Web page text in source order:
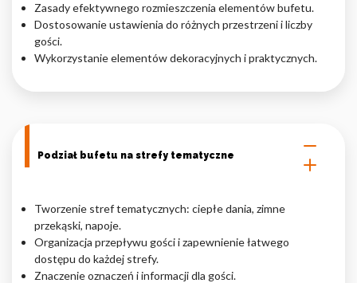
Zasady efektywnego rozmieszczenia elementów bufetu.
Dostosowanie ustawienia do różnych przestrzeni i liczby
gości.
Wykorzystanie elementów dekoracyjnych i praktycznych.
Podział bufetu na strefy tematyczne
Tworzenie stref tematycznych: ciepłe dania, zimne
przekąski, napoje.
Organizacja przepływu gości i zapewnienie łatwego
dostępu do każdej strefy.
Znaczenie oznaczeń i informacji dla gości.
Nieklasyfikowane pliki cookie, to pliki, które są w procesie
klasyfikowania, wraz z dostawcami poszczególnych ciasteczek.
Odrzuć
Akceptuj wszystko